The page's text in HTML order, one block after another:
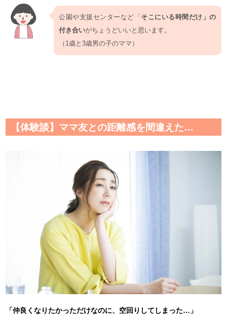
公園や支援センターなど「そこにいる時間だけ」の
付き合いがちょうどいいと思います。
（1歳と3歳男の子のママ）
【体験談】ママ友との距離感を間違えた…
「仲良くなりたかっただけなのに、空回りしてしまった…」